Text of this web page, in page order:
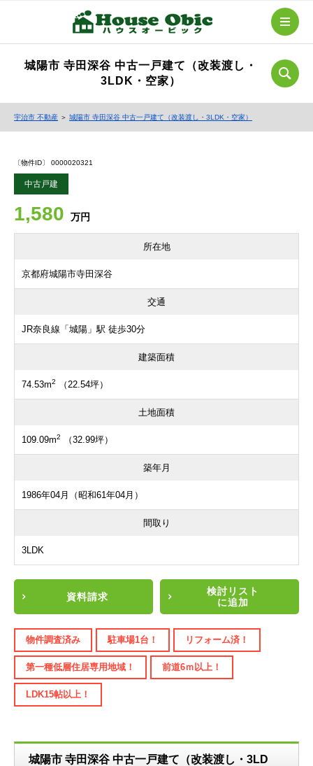
城陽市 寺田深谷 中古一戸建て（改装渡し・
3LDK・空家）
宇治市 不動産 ＞ 城陽市 寺田深谷 中古一戸建て（改装渡し・3LDK・空家）
〔物件ID〕 0000020321
中古戸建
1,580 万円
所在地
京都府城陽市寺田深谷
交通
JR奈良線「城陽」駅 徒歩30分
建築面積
74.53m2 （22.54坪）
土地面積
109.09m2 （32.99坪）
築年月
1986年04月（昭和61年04月）
間取り
3LDK
資料請求
検討リスト
に追加
物件調査済み 駐車場1台！ リフォーム済！
第一種低層住居専用地域！ 前道6ｍ以上！
LDK15帖以上！
城陽市 寺田深谷 中古一戸建て（改装渡し・3LD